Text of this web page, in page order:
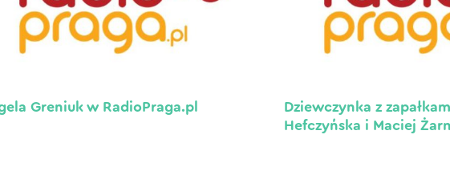
Greniuk w RadioPraga.pl
Dziewczynka z
Hefczyńska i Maciej